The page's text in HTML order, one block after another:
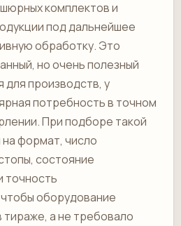
комплектов и
под дальнейшее
обработку. Это
но очень полезный
для производств, у
потребность в точном
При подборе такой
формат, число
состояние
точность
оборудование
а не требовало